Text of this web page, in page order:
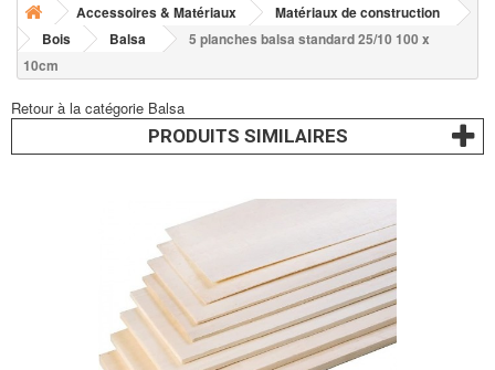
Accessoires & Matériaux
Matériaux de construction
Bois
Balsa
5 planches balsa standard 25/10 100 x
10cm
Retour à la catégorie Balsa
PRODUITS SIMILAIRES